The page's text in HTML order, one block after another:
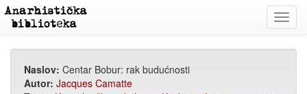
Naslov: Centar Bobur: rak budućnosti
Autor: Jacques Camatte